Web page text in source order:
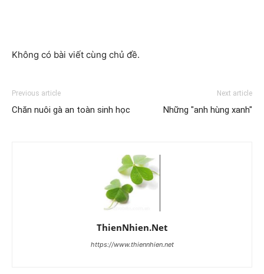
Không có bài viết cùng chủ đề.
Previous article
Chăn nuôi gà an toàn sinh học
Next article
Những "anh hùng xanh"
ThienNhien.Net
https://www.thiennhien.net